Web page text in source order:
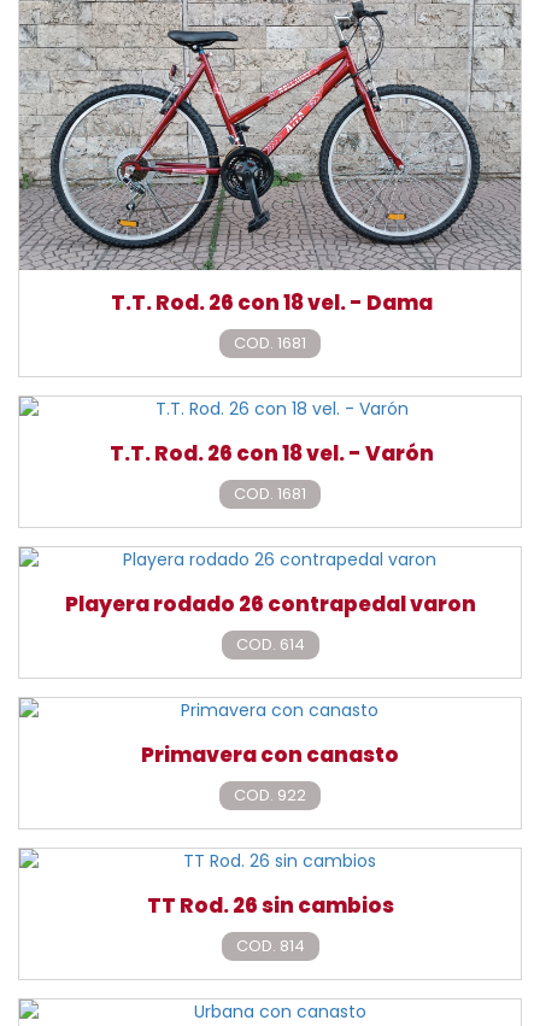
T.T. Rod. 26 con 18 vel. - Dama
COD. 1681
T.T. Rod. 26 con 18 vel. - Varón
COD. 1681
Playera rodado 26 contrapedal varon
COD. 614
Primavera con canasto
COD. 922
TT Rod. 26 sin cambios
COD. 814